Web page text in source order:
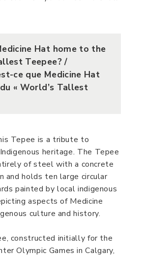
Hat home to the
Teepee?/
ce que Medicine Hat
« World’s Tallest
Tepee is a tribute to
Indigenous heritage. The Tepee
of steel with a concrete
and holds ten large circular
painted by local indigenous
aspects of Medicine
culture and history.
constructed initially for the
Olympic Games in Calgary,